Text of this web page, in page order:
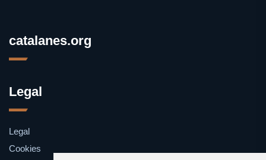
catalanes.org
Legal
Legal
Cookies